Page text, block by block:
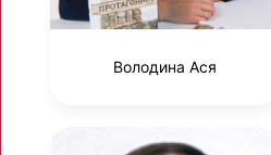
Володина Ася